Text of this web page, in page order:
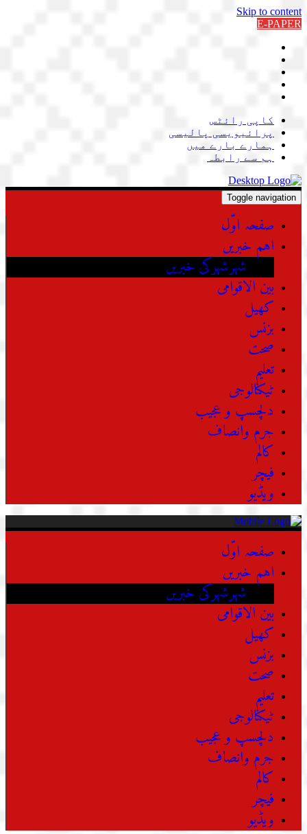
Skip to content
E-PAPER
کاپی رائٹس
پرائیویسی پالیسی
ہمارے بارے میں
ہم سے رابطہ
Toggle navigation
صفحہ اوّل
اہم خبریں
شہرشہرکی خبریں
بین الاقوامی
کھیل
بزنس
صحت
تعلیم
ٹیکنالوجی
دلچسپ و عجیب
جرم وانصاف
کالم
فیچر
ویڈیو
صفحہ اوّل
اہم خبریں
شہرشہرکی خبریں
بین الاقوامی
کھیل
بزنس
صحت
تعلیم
ٹیکنالوجی
دلچسپ و عجیب
جرم وانصاف
کالم
فیچر
ویڈیو